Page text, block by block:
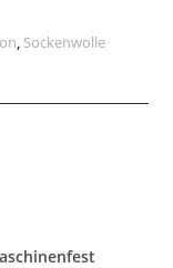
, Sockenwolle